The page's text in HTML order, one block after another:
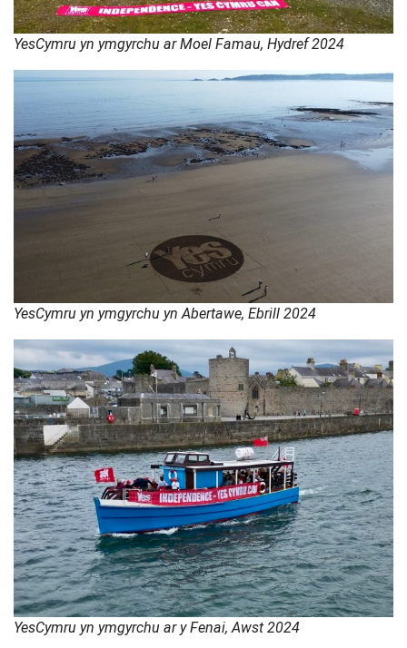
YesCymru yn ymgyrchu ar Moel Famau, Hydref 2024
YesCymru yn ymgyrchu yn Abertawe, Ebrill 2024
YesCymru yn ymgyrchu ar y Fenai, Awst 2024